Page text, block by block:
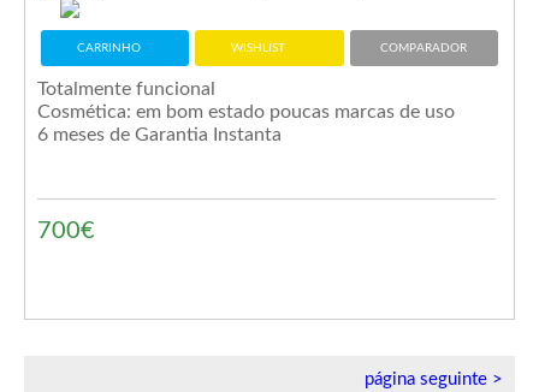
CARRINHO WISHLIST COMPARADOR
Totalmente funcional
Cosmética: em bom estado poucas marcas de uso
6 meses de Garantia Instanta
700€
página seguinte >